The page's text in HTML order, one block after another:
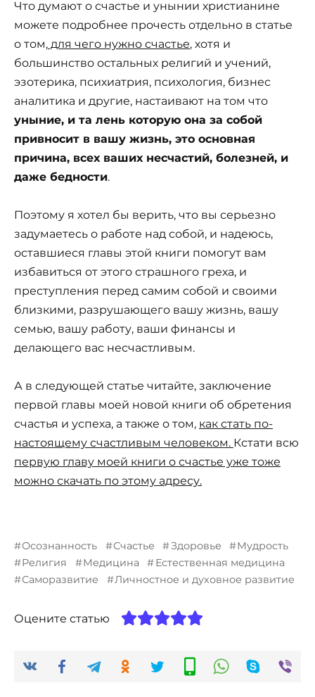
Что думают о счастье и унынии христианине
можете подробнее прочесть отдельно в статье
о том, для чего нужно счастье, хотя и
большинство остальных религий и учений,
эзотерика, психиатрия, психология, бизнес
аналитика и другие, настаивают на том что
уныние, и та лень которую она за собой
привносит в вашу жизнь, это основная
причина, всех ваших несчастий, болезней, и
даже бедности.
Поэтому я хотел бы верить, что вы серьезно
задумаетесь о работе над собой, и надеюсь,
оставшиеся главы этой книги помогут вам
избавиться от этого страшного греха, и
преступления перед самим собой и своими
близкими, разрушающего вашу жизнь, вашу
семью, вашу работу, ваши финансы и
делающего вас несчастливым.
А в следующей статье читайте, заключение
первой главы моей новой книги об обретения
счастья и успеха, а также о том, как стать по-
настоящему счастливым человеком. Кстати всю
первую главу моей книги о счастье уже тоже
можно скачать по этому адресу.
Осознанность Счастье Здоровье
Мудрость
Религия
Медицина
Естественная медицина
Саморазвитие
Личностное и духовное развитие
Оцените статью